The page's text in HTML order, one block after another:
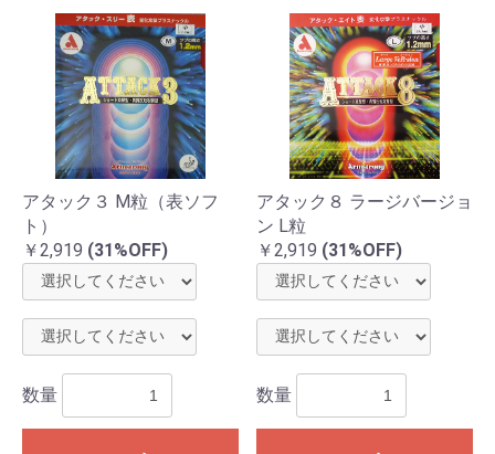
アタック３ M粒（表ソフ
ト）
￥2,919 (31%OFF)
数量
アタック８ ラージバージョ
ン L粒
￥2,919 (31%OFF)
数量